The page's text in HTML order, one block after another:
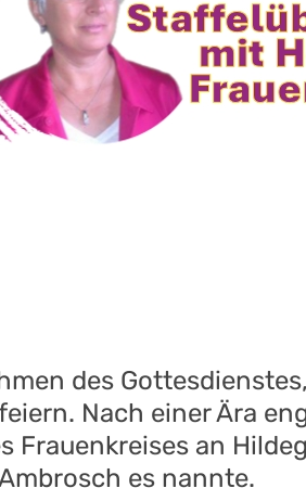
des
Nach einer Ära
Frauenkreises an
es nannte.